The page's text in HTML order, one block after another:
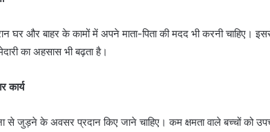
घर और बाहर के कामों में अपने माता-पिता की मदद भी करनी चाहिए।
का अहसास भी बढ़ता है।
कार्य
से जुड़ने के अवसर प्रदान किए जाने चाहिए। कम क्षमता वाले बच्चों को
खाईदम
हृदय